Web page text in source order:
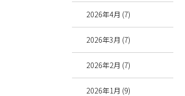
2026年4月 (7)
2026年3月 (7)
2026年2月 (7)
2026年1月 (9)